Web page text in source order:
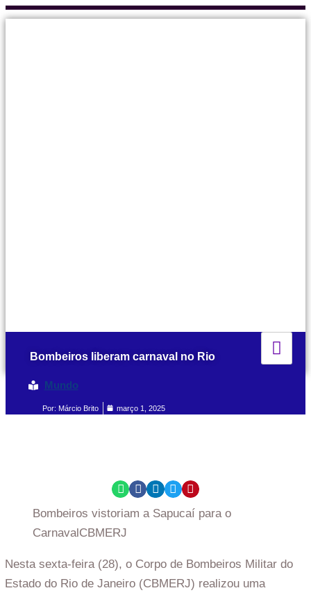
Bombeiros liberam carnaval no Rio
Mundo
Por: Márcio Brito março 1, 2025
Bombeiros vistoriam a Sapucaí para o
CarnavalCBMERJ
Nesta sexta-feira (28), o Corpo de Bombeiros Militar do
Estado do Rio de Janeiro (CBMERJ) realizou uma